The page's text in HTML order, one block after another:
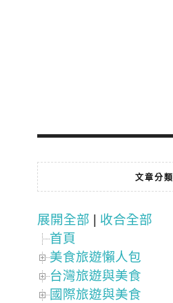
文章分類
展開全部 | 收合全部
首頁
美食旅遊懶人包
台灣旅遊與美食
國際旅遊與美食